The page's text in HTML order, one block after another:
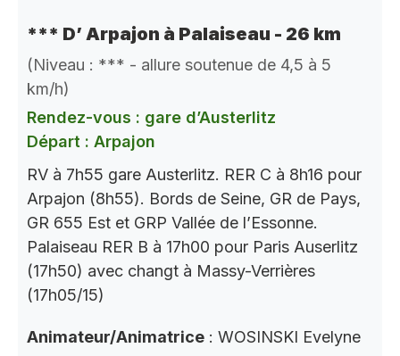
*** D’ Arpajon à Palaiseau - 26 km
(Niveau : *** - allure soutenue de 4,5 à 5
km/h)
Rendez-vous : gare d’Austerlitz
Départ : Arpajon
RV à 7h55 gare Austerlitz. RER C à 8h16 pour
Arpajon (8h55). Bords de Seine, GR de Pays,
GR 655 Est et GRP Vallée de l’Essonne.
Palaiseau RER B à 17h00 pour Paris Auserlitz
(17h50) avec changt à Massy-Verrières
(17h05/15)
Animateur/Animatrice : WOSINSKI Evelyne